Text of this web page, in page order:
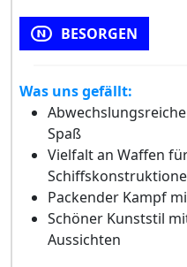
BESORGEN
Was uns gefällt:
Spaß
Vielfalt an Waffen
Packender Kampf
Schöner Kunststil
Aussichten